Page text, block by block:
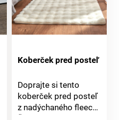
Koberček pred posteľ
Doprajte si tento
koberček pred posteľ
z nadýchaného fleecu.